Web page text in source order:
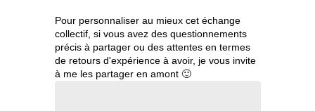
Pour personnaliser au mieux cet échange
collectif, si vous avez des questionnements
précis à partager ou des attentes en termes
de retours d'expérience à avoir, je vous invite
à me les partager en amont 🙂